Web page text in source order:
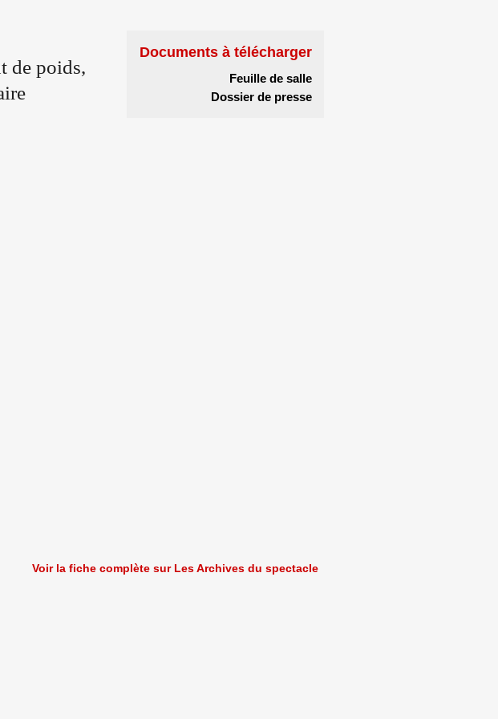
Documents à télécharger
Feuille de salle
Dossier de presse
de poids,
Voir la fiche complète sur Les Archives du spectacle